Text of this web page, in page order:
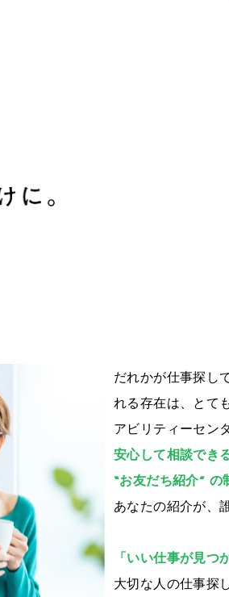
だれかが仕事探し
れる存在は、とて
アビリティーセン
安心して相談でき
“お友だち紹介” の
あなたの紹介が、
「いい仕事が見つ
大切な人の仕事探